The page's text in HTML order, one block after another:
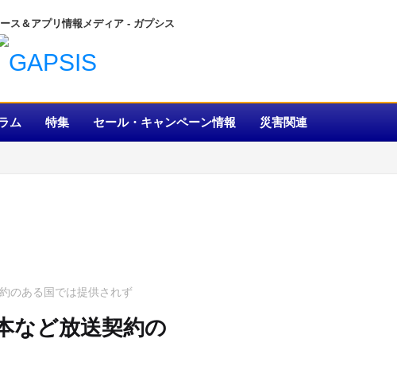
ス＆アプリ情報メディア
ム 特集 セール・キャンペーン情報 災害関連
のある国では提供されず
など放送契約の